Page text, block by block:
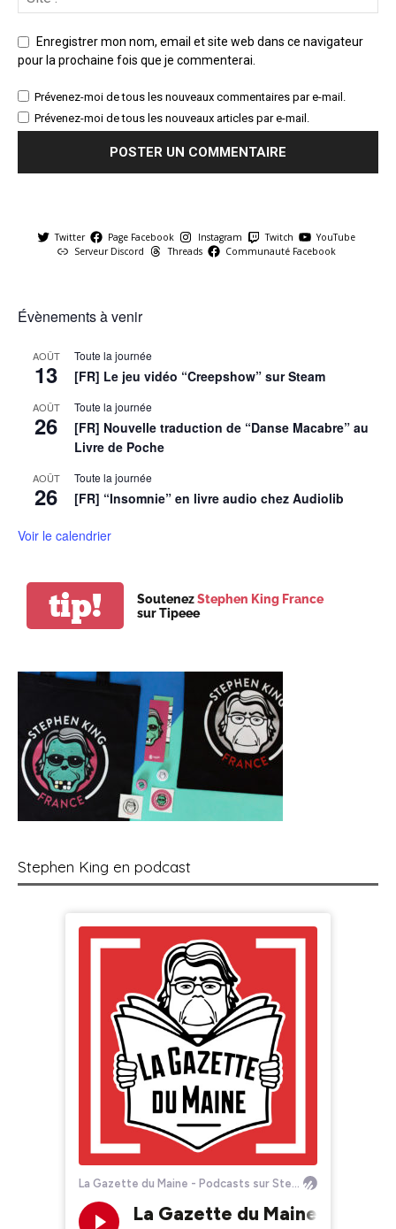
Enregistrer mon nom, email et site web dans ce navigateur
pour la prochaine fois que je commenterai.
Prévenez-moi de tous les nouveaux commentaires par e-mail.
Prévenez-moi de tous les nouveaux articles par e-mail.
Twitter Page Facebook Instagram Twitch
YouTube
Serveur Discord
Threads Communauté Facebook
Évènements à venir
AOÛT
13
Toute la journée
[FR] Le jeu vidéo “Creepshow” sur Steam
AOÛT
26
Toute la journée
[FR] Nouvelle traduction de “Danse Macabre” au
Livre de Poche
AOÛT
26
Toute la journée
[FR] “Insomnie” en livre audio chez Audiolib
Voir le calendrier
tip! SoutenezStephen King France
sur Tipeee
Stephen King en podcast